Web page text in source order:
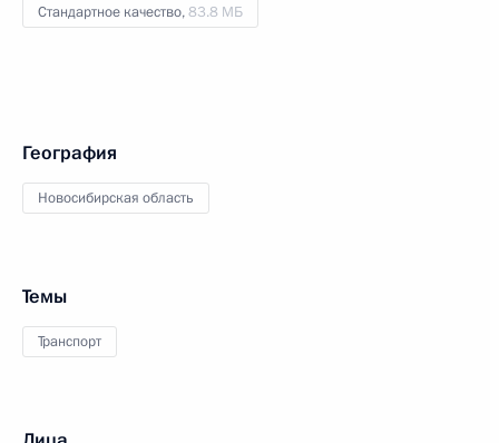
Стандартное качество,83.8 МБ
География
Новосибирская область
Темы
Транспорт